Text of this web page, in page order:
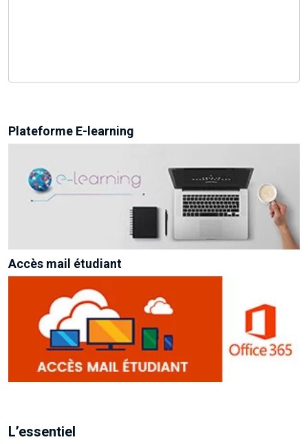
Plateforme E-learning
Accès mail étudiant
L’essentiel